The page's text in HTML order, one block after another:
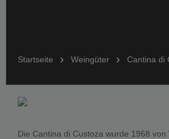
Startseite Weingüter Cantina di
Die Cantina di Custoza wurde 1968 von